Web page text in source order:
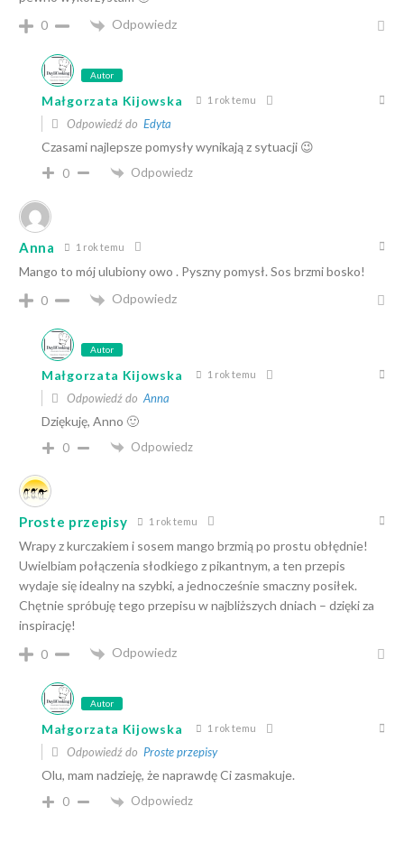
0
Odpowiedz
Autor
Małgorzata Kijowska 1 rok temu
Odpowiedź do Edyta
Czasami najlepsze pomysły wynikają z sytuacji 😉
0 Odpowiedz
Anna 1 rok temu
Mango to mój ulubiony owo . Pyszny pomysł. Sos brzmi bosko!
0
Odpowiedz
Autor
Małgorzata Kijowska 1 rok temu
Odpowiedź do Anna
Dziękuję, Anno 🙂
0 Odpowiedz
Proste przepisy 1 rok temu
Wrapy z kurczakiem i sosem mango brzmią po prostu obłędnie!
Uwielbiam połączenia słodkiego z pikantnym, a ten przepis
wydaje się idealny na szybki, a jednocześnie smaczny posiłek.
Chętnie spróbuję tego przepisu w najbliższych dniach – dzięki za
inspirację!
0
Odpowiedz
Autor
Małgorzata Kijowska 1 rok temu
Odpowiedź do Proste przepisy
Olu, mam nadzieję, że naprawdę Ci zasmakuje.
0 Odpowiedz